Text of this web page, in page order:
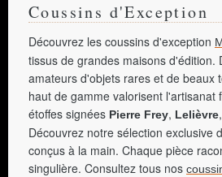
Coussins d'Exception
Découvrez les coussins d'exception
tissus de grandes maisons d'édition.
amateurs d'objets rares et de beaux
haut de gamme valorisent l'artisanat
étoffes signées Pierre Frey, Lelièvre,
Découvrez notre sélection exclusive
conçus à la main. Chaque pièce
singulière. Consultez tous nos